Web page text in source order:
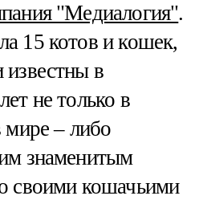
"Медиалогия".
15 котов и кошек,
известны в
не только в
мире – либо
знаменитым
своими кошачьими